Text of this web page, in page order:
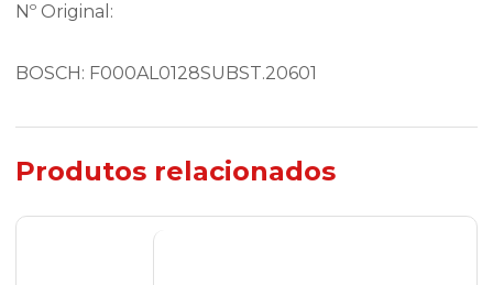
Nº Original:
BOSCH: F000AL0128SUBST.20601
Produtos relacionados